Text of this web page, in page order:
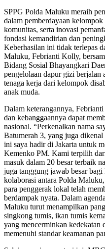
SPPG Polda Maluku meraih
dalam pemberdayaan
komunitas, serta inovasi
fondasi kemandirian dan
Keberhasilan ini tidak terlepas
Maluku, Febrianti Kolly,
Bidang Sosial Bhayangkari
pengelolaan dapur gizi berjalan
tenaga kerja dari kelompok
anak muda.
Dalam keterangannya,
dan kebanggaannya dapat
nasional. “Perkenalkan nama
Batumerah 3, yang juga
ini saya hadir di Jakarta untuk
Kemenko PM. Kami terpilih
masuk dalam 20 besar terbaik
juga tanggung jawab besar
kolaborasi antara Polda
para penggerak lokal telah
berdampak nyata. Dalam
Maluku turut menampilkan
singkong tumis, ikan tumis
yang mencerminkan kedekatan
memenuhi standar keamanan